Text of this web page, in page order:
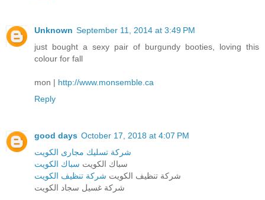
Unknown September 11, 2014 at 3:49 PM
just bought a sexy pair of burgundy booties, loving this
colour for fall
mon | http://www.monsemble.ca
Reply
good days October 17, 2018 at 4:07 PM
شركة تسليك مجارى الكويت
سباك الكويت سباك الكويت
شركة تنظيف الكويت شركة تنظيف الكويت
شركة غسيل سجاد الكويت